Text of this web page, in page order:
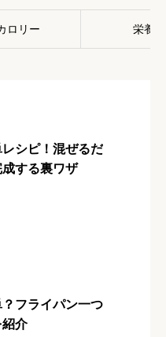
ロリー 栄養
シピ！混ぜるだ
する裏ワザ
フライパン一つ
介